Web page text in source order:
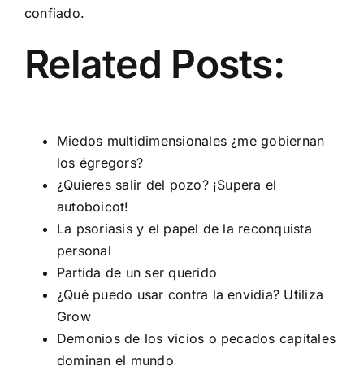
confiado.
Related Posts:
Miedos multidimensionales ¿me gobiernan
los égregors?
¿Quieres salir del pozo? ¡Supera el
autoboicot!
La psoriasis y el papel de la reconquista
personal
Partida de un ser querido
¿Qué puedo usar contra la envidia? Utiliza
Grow
Demonios de los vicios o pecados capitales
dominan el mundo